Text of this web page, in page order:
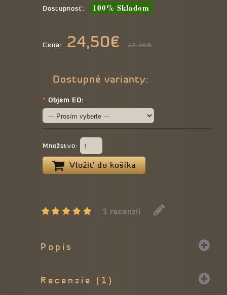
Dostupnosť: 100% Skladom
Cena: 24,50€ 25,90€
Dostupné varianty:
* Objem EO:
Množstvo:
Vložiť do košíka
1 recenzií
Popis
Recenzie (1)